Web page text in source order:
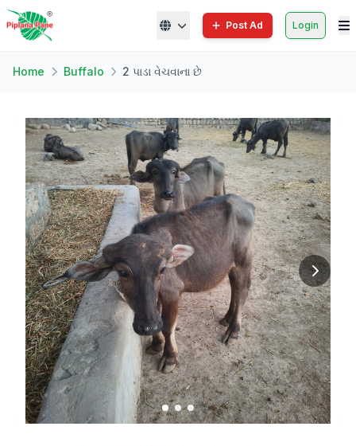
Post Ad Login
Home Buffalo 2 પાડા વેચવાના છે